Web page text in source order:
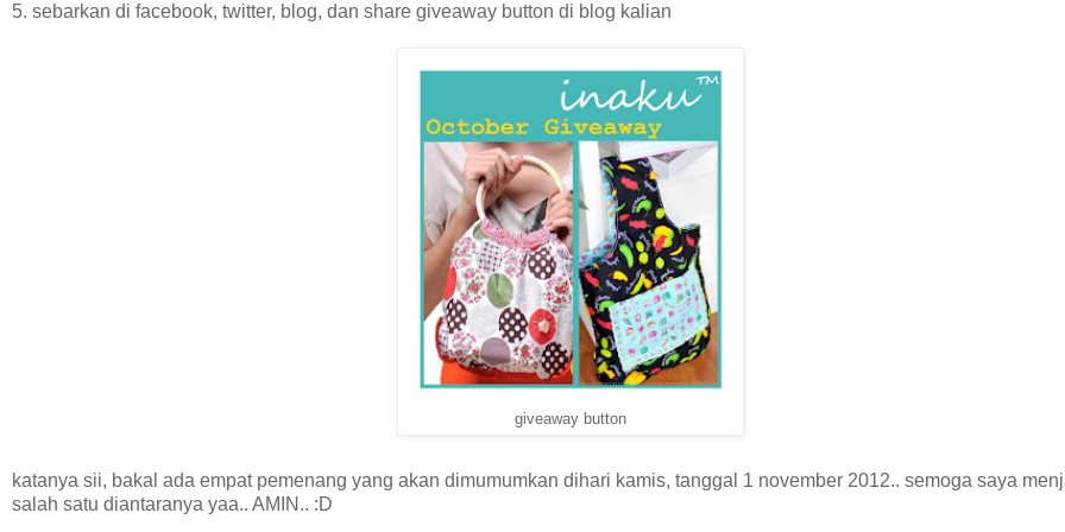
5. sebarkan di facebook, twitter, blog, dan share giveaway button di blog kalian
giveaway button
katanya sii, bakal ada empat pemenang yang akan dimumumkan dihari kamis, tanggal 1 november 2012.. semoga saya
salah satu diantaranya yaa.. AMIN.. :D